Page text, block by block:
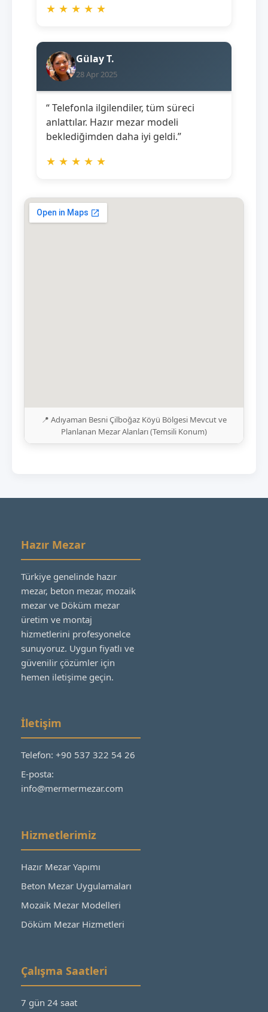
★ ★ ★ ★ ★
Gülay T.
28 Apr 2025
“ Telefonla ilgilendiler, tüm süreci
anlattılar. Hazır mezar modeli
beklediğimden daha iyi geldi.”
★ ★ ★ ★ ★
📍 Adıyaman Besni Çilboğaz Köyü Bölgesi Mevcut ve
Planlanan Mezar Alanları (Temsili Konum)
Hazır Mezar
Türkiye genelinde hazır
mezar, beton mezar, mozaik
mezar ve Döküm mezar
üretim ve montaj
hizmetlerini profesyonelce
sunuyoruz. Uygun fiyatlı ve
güvenilir çözümler için
hemen iletişime geçin.
İletişim
Telefon: +90 537 322 54 26
E-posta:
info@mermermezar.com
Hizmetlerimiz
Hazır Mezar Yapımı
Beton Mezar Uygulamaları
Mozaik Mezar Modelleri
Döküm Mezar Hizmetleri
Çalışma Saatleri
7 gün 24 saat